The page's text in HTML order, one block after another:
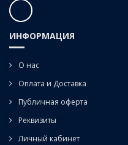
ИНФОРМАЦИЯ
О нас
Оплата и Доставка
Публичная оферта
Реквизиты
Личный кабинет